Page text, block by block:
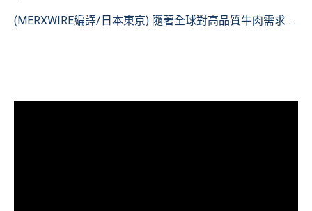
(MERXWIRE編譯/日本東京) 隨著全球對高品質牛肉需求 …